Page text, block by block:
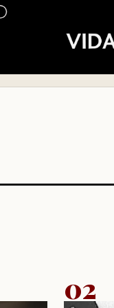
02